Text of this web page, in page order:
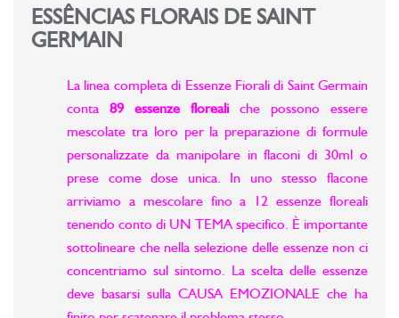
ESSÊNCIAS FLORAIS DE SAINT
GERMAIN
La linea completa di Essenze Fiorali di Saint Germain
conta 89 essenze floreali che possono essere
mescolate tra loro per la preparazione di formule
personalizzate da manipolare in flaconi di 30ml o
prese come dose unica. In uno stesso flacone
arriviamo a mescolare fino a 12 essenze floreali
tenendo conto di UN TEMA specifico. È importante
sottolineare che nella selezione delle essenze non ci
concentriamo sul sintomo. La scelta delle essenze
deve basarsi sulla CAUSA EMOZIONALE che ha